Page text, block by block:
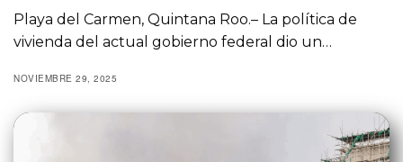
Playa del Carmen, Quintana Roo.– La política de
vivienda del actual gobierno federal dio un…
NOVIEMBRE 29, 2025